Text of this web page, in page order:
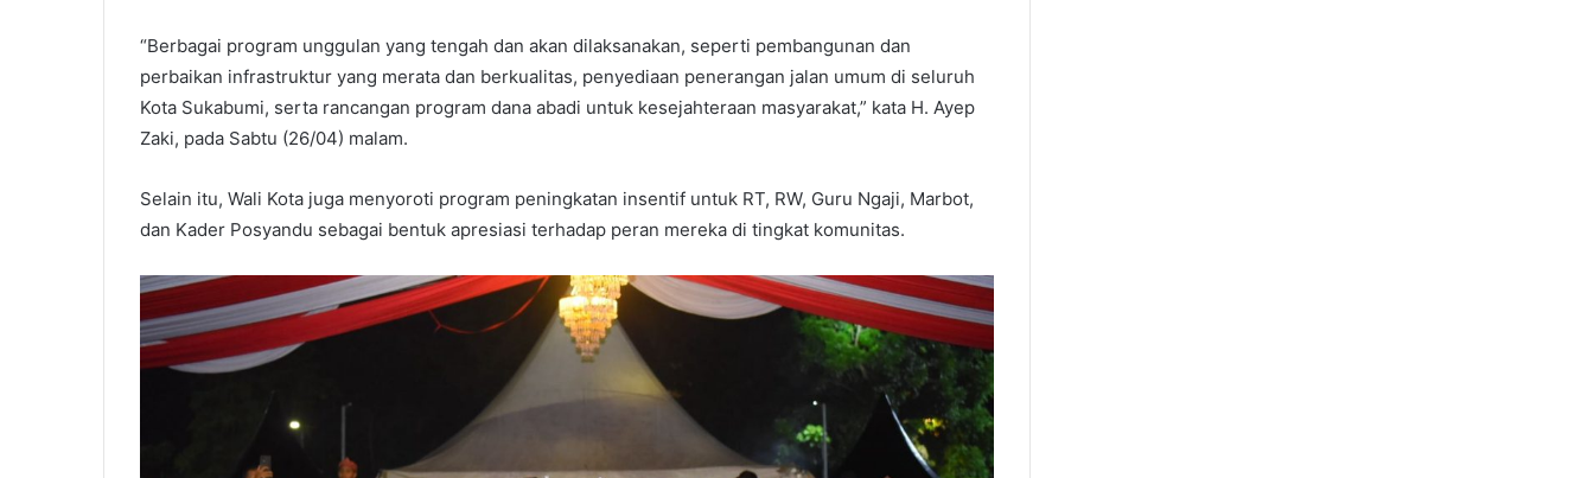
“Berbagai program unggulan yang tengah dan akan dilaksanakan, seperti pembangunan dan
perbaikan infrastruktur yang merata dan berkualitas, penyediaan penerangan jalan umum di seluruh
Kota Sukabumi, serta rancangan program dana abadi untuk kesejahteraan masyarakat,” kata H. Ayep
Zaki, pada Sabtu (26/04) malam.
Selain itu, Wali Kota juga menyoroti program peningkatan insentif untuk RT, RW, Guru Ngaji, Marbot,
dan Kader Posyandu sebagai bentuk apresiasi terhadap peran mereka di tingkat komunitas.